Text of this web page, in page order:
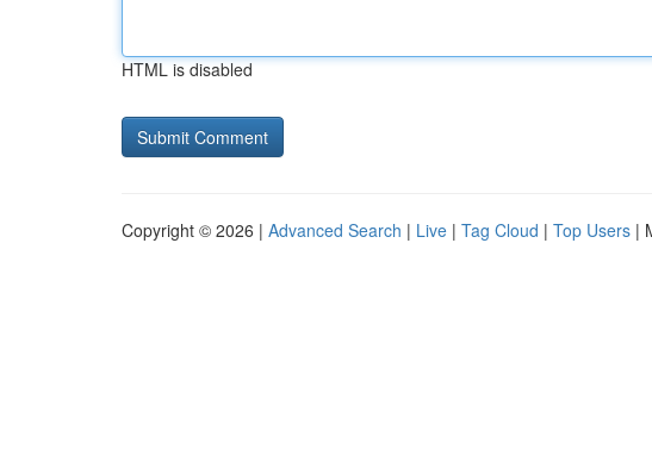
HTML is disabled
Copyright © 2026 | Advanced Search | Live | Tag Cloud | Top Users |